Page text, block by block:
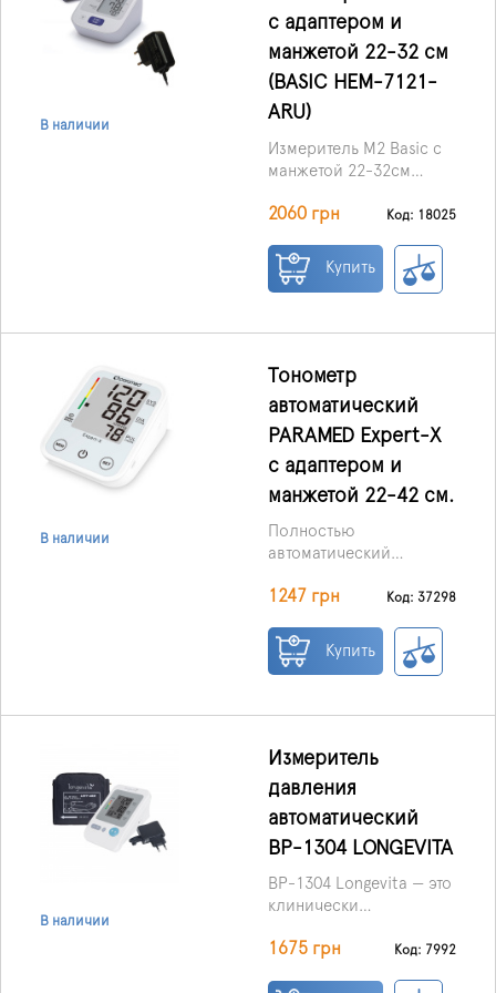
локтя.
числе с нерегулярным
сердцебиением. Также
рекомендуется для
людей, которые хотели
бы контролировать
давление.
В наличии
с адаптером и
манжетой 22-32 см
(BASIC HEM-7121-
ARU)
Измеритель M2 Basic с
манжетой 22-32см
полностью
прибор,
обеспечивающий
давления.
2060 грн Код: 18025
Купить
В наличии
Тонометр
автоматический
PARAMED Expert-X
с адаптером и
манжетой 22-42 см.
Полностью
автоматический
ТМ PARAMED для
артериального
давления на плече.
обнаруживает
сердцебиение
(аритмию) при
нормальном измерении
давления.
1247 грн Код: 37298
Купить
В наличии
Измеритель
давления
автоматический
BP-1304 LONGEVITA
BP-1304 Longevita — это
клинически
измеритель низкого
1675 грн Код: 7992